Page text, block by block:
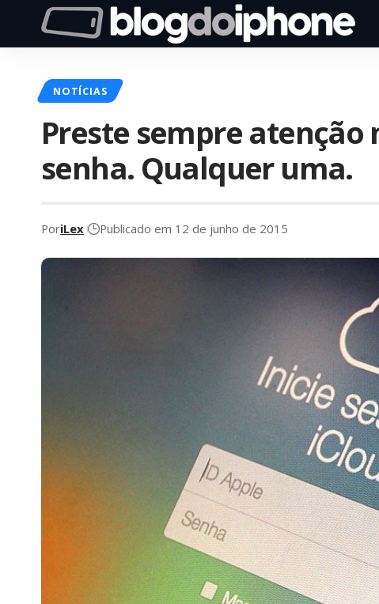
NOTÍCIAS
Preste sempre
senha. Qualquer uma.
PoriLex Publicado em 12 de junho de 2015